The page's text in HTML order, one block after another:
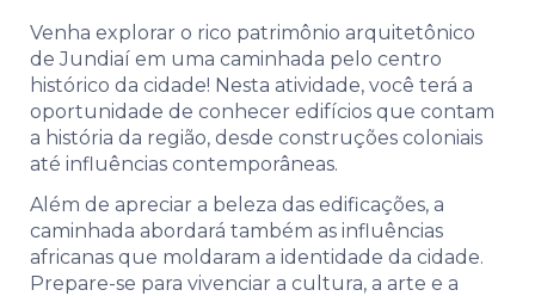
Venha explorar o rico patrimônio arquitetônico
de Jundiaí em uma caminhada pelo centro
histórico da cidade! Nesta atividade, você terá a
oportunidade de conhecer edifícios que contam
a história da região, desde construções coloniais
até influências contemporâneas.
Além de apreciar a beleza das edificações, a
caminhada abordará também as influências
africanas que moldaram a identidade da cidade.
Prepare-se para vivenciar a cultura, a arte e a